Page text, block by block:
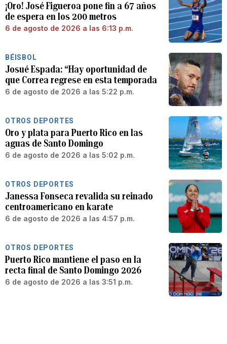
¡Oro! José Figueroa pone fin a 67 años
de espera en los 200 metros
6 de agosto de 2026 a las 6:13 p.m.
BÉISBOL
Josué Espada: “Hay oportunidad de
que Correa regrese en esta temporada
6 de agosto de 2026 a las 5:22 p.m.
OTROS DEPORTES
Oro y plata para Puerto Rico en las
aguas de Santo Domingo
6 de agosto de 2026 a las 5:02 p.m.
OTROS DEPORTES
Janessa Fonseca revalida su reinado
centroamericano en karate
6 de agosto de 2026 a las 4:57 p.m.
OTROS DEPORTES
Puerto Rico mantiene el paso en la
recta final de Santo Domingo 2026
6 de agosto de 2026 a las 3:51 p.m.